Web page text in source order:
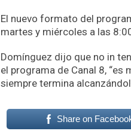
El nuevo formato del
martes y miércoles a las
Domínguez dijo que no in
el programa de Canal 8,
siempre termina
Share on